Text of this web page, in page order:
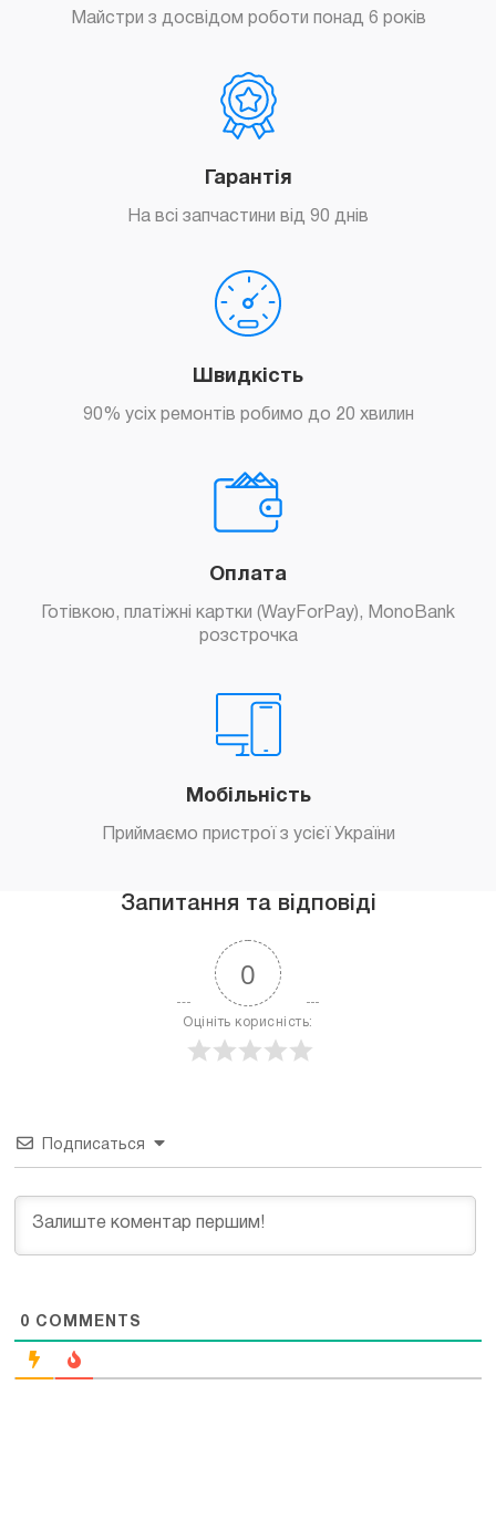
Майстри з досвідом роботи понад 6 років
Гарантія
На всі запчастини від 90 днів
Швидкість
90% усіх ремонтів робимо до 20 хвилин
Оплата
Готівкою, платіжні картки (WayForPay), MonoBank
розстрочка
Мобільність
Приймаємо пристрої з усієї України
Запитання та відповіді
0
Оцініть корисність:
Подписаться
0 COMMENTS